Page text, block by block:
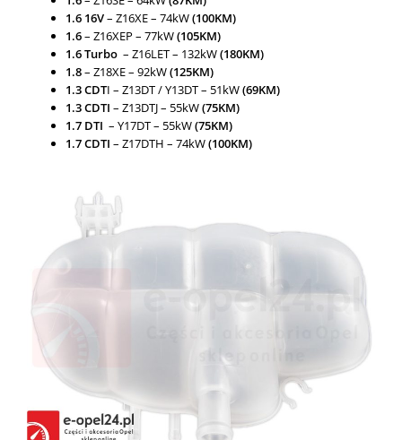
1.6 16V– Z16XE – 74kW(100KM)
1.6– Z16XEP – 77kW(105KM)
1.6 Turbo – Z16LET – 132kW(180KM)
1.8– Z18XE – 92kW(125KM)
1.3 CDTI – Z13DT / Y13DT – 51kW(69KM)
1.3 CDTI – Z13DTJ – 55kW(75KM)
1.7 DTI – Y17DT – 55kW(75KM)
1.7 CDTI – Z17DTH – 74kW(100KM)